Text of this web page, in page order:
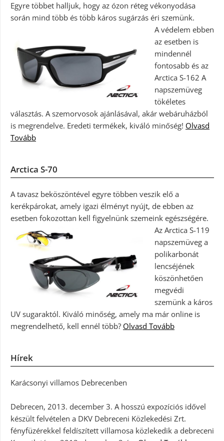
Egyre többet halljuk, hogy az ózon réteg vékonyodása
során mind több és több káros sugárzás éri szemünk.
A védelem ebben
az esetben is
mindennél
fontosabb és az
Arctica S-162 A
napszemüveg
tökéletes
választás. A szemorvosok ajánlásával, akár webáruházból
is megrendelve. Eredeti termékek, kiváló minőség! Olvasd
Tovább
Arctica S-70
A tavasz beköszöntével egyre többen veszik elő a
kerékpárokat, amely igazi élményt nyújt, de ebben az
esetben fokozottan kell figyelnünk szemeink egészségére.
Az Arctica S-119
napszemüveg a
polikarbonát
lencséjének
köszönhetően
megvédi
szemünk a káros
UV sugaraktól. Kiváló minőség, amely ma már online is
megrendelhető, kell ennél több? Olvasd Tovább
Hírek
Karácsonyi villamos Debrecenben
Debrecen, 2013. december 3. A hosszú expozíciós idővel
készült felvételen a DKV Debreceni Közlekedési Zrt.
fényfüzérekkel feldíszített villamosa közlekedik a debreceni